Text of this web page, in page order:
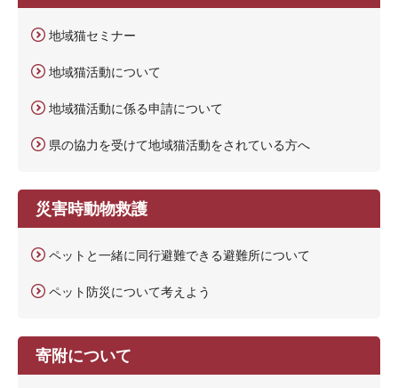
地域猫セミナー
地域猫活動について
地域猫活動に係る申請について
県の協力を受けて地域猫活動をされている方へ
災害時動物救護
ペットと一緒に同行避難できる避難所について
ペット防災について考えよう
寄附について